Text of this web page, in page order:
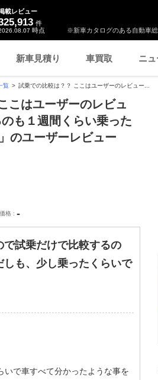
※新車カタログのある自動車
載レビュー
件
時点
新車見積り 車買取 ニ
覧 試乗での比較は？？ ここはユーザーのレビュー...
こはユーザーのレビュ
も１週間くらい乗った
のユーザーレビュー
価格 -
試乗だけで比較するの
も、少し乗ったくらいで
で車すべて分かったような事を